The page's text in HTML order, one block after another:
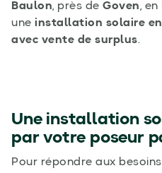
Baulon, près de Goven,
une installation solaire
avec vente de surplus.
Une installation
par votre poseur
Pour répondre aux